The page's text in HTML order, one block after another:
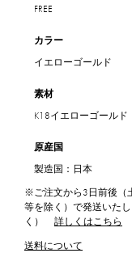
FREE
カラー
イエローゴールド
素材
K18イエローゴールド
原産国
製造国：日本
※ご注文から3日前後（
等を除く）で発送いた
く）
詳しくはこちら
送料について